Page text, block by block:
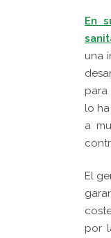
En
una
para
lo
a
El
por